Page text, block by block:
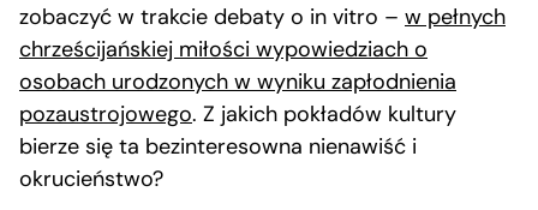
zobaczyć w trakcie debaty o in vitro – w pełnych
chrześcijańskiej miłości wypowiedziach o
osobach urodzonych w wyniku zapłodnienia
pozaustrojowego. Z jakich pokładów kultury
bierze się ta bezinteresowna nienawiść i
okrucieństwo?